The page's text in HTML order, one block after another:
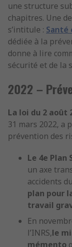
une structure
chapitres. Une
s’intitule : Santé
dédiée à la
donne à lire
sécurité et de la
2022 –
La loi du 2 août
31 mars 2022, a
prévention des
Le 4e Plan
un axe
accidents
plan pour
travail
En
l’INRS,le
mémento